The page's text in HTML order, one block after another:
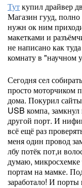
Туткупил драйвер
Магазин гууд,
нужн ок ним
макетками и
не написано как
комнату в "научном
Сегодня сел
просто моторчиком
дома. Покурил
USB компа,
другой порт. И
всё ещё раз
меня один провод
лбу потёк пот,и
думаю, микросхемке
портам на мамке.
заработало! И